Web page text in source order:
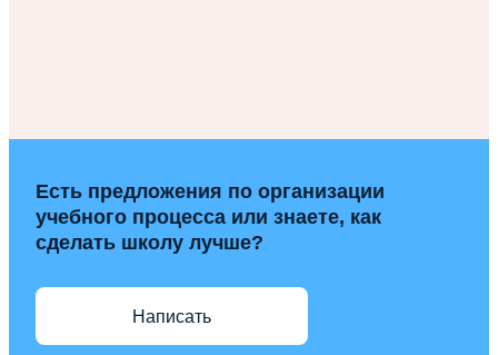
Есть предложения по организации
учебного процесса или знаете, как
сделать школу лучше?
Написать